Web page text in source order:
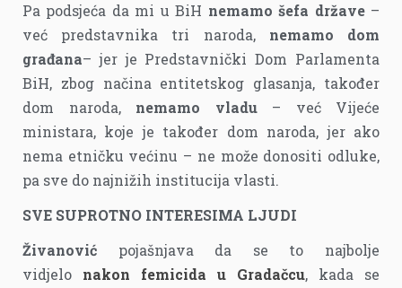
Pa podsjeća da mi u BiH nemamo šefa države–
već predstavnika tri naroda, nemamo dom
građana– jer je Predstavnički Dom Parlamenta
BiH, zbog načina entitetskog glasanja, također
dom naroda, nemamo vladu– već Vijeće
ministara, koje je također dom naroda, jer ako
nema etničku većinu – ne može donositi odluke,
pa sve do najnižih institucija vlasti.
SVE SUPROTNO INTERESIMA LJUDI
Živanović pojašnjava da se to najbolje
vidjelo nakon femicida u Gradačcu, kada se